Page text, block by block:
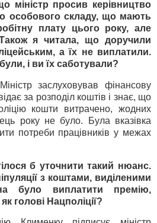
міністр просив керівництво
особового складу, що мають
плату цього року, але
я читала, що доручили
а їх не виплатили.
і ви їх саботували?
заслуховував фінансову
за розподіл коштів і знає, що
кошти витрачено, жодних
року не було. Була вказівка
потреби працівників у межах
б уточнити такий нюанс.
з коштами, виділеними
було виплатити премію,
голові Нацполіції?